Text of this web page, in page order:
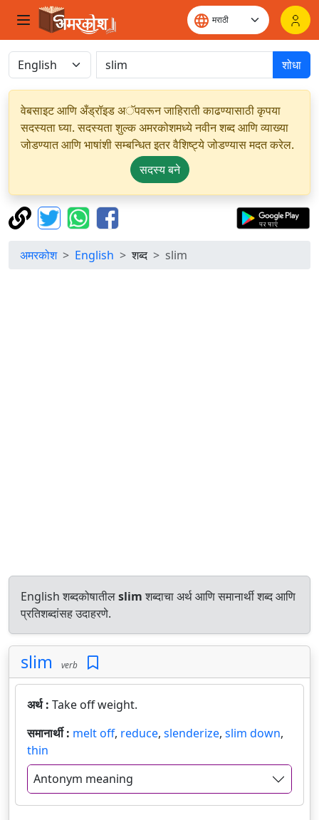
शोधा
वेबसाइट आणि अँड्रॉइड अॅपवरून जाहिराती काढण्यासाठी कृपया
सदस्यता घ्या. सदस्यता शुल्क अमरकोशमध्ये नवीन शब्द आणि व्याख्या
जोडण्यात आणि भाषांशी सम्बन्धित इतर वैशिष्ट्ये जोडण्यास मदत करेल.
सदस्य बने
अमरकोश English शब्द slim
English शब्दकोषातीलslimशब्दाचा अर्थ आणि समानार्थी शब्द आणि
प्रतिशब्दांसह उदाहरणे.
slim verb
अर्थ : Take off weight.
समानार्थी : melt off, reduce, slenderize, slim down,
thin
Antonym meaning